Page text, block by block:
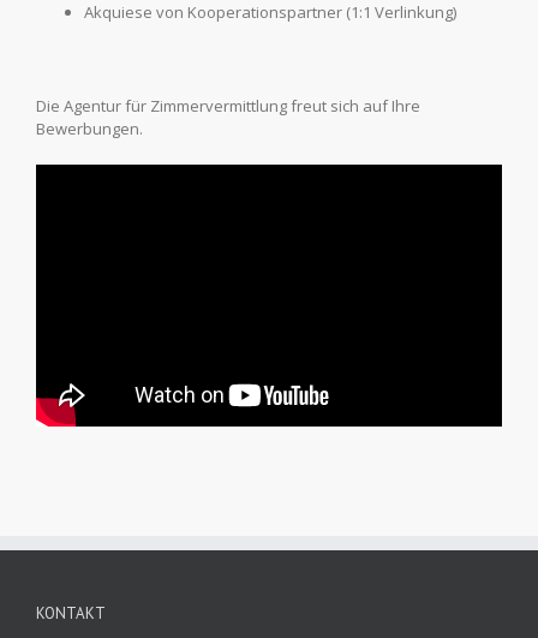
Akquiese von Kooperationspartner (1:1 Verlinkung)
Die Agentur für Zimmervermittlung freut sich auf Ihre
Bewerbungen.
KONTAKT